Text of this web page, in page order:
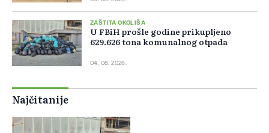
ZAŠTITA OKOLIŠA
U FBiH prošle godine prikupljeno
629.626 tona komunalnog otpada
04. 08. 2026.
Najčitanije